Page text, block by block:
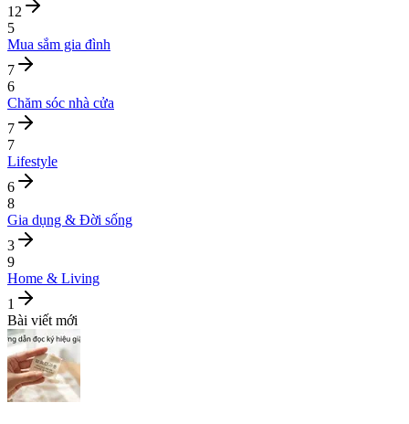
12
5
Mua sắm gia đình
7
6
Chăm sóc nhà cửa
7
7
Lifestyle
6
8
Gia dụng & Đời sống
3
9
Home & Living
1
Bài viết mới